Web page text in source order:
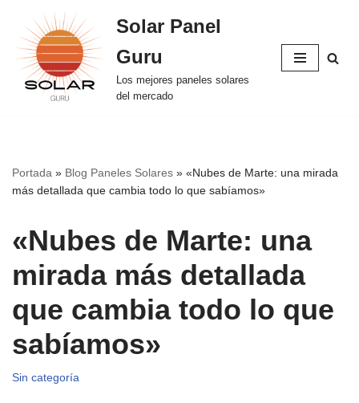
Saltar
al
contenido
Solar Panel
Guru
Los mejores paneles solares
del mercado
Portada » Blog Paneles Solares » «Nubes de Marte: una mirada
más detallada que cambia todo lo que sabíamos»
«Nubes de Marte: una
mirada más detallada
que cambia todo lo que
sabíamos»
Sin categoría